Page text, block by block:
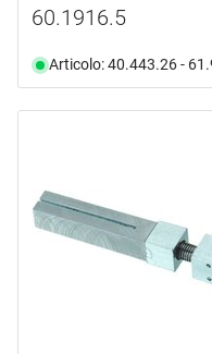
60.1916.5
Articolo: 40.443.26 -